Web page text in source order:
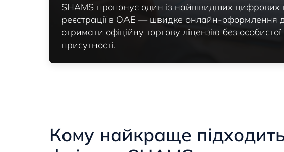
SHAMS пропонує один із найшвидших цифрових
реєстрації в ОАЕ — швидке онлайн-оформлення
отримати офіційну торгову ліцензію без особистої
присутності.
Кому найкраще